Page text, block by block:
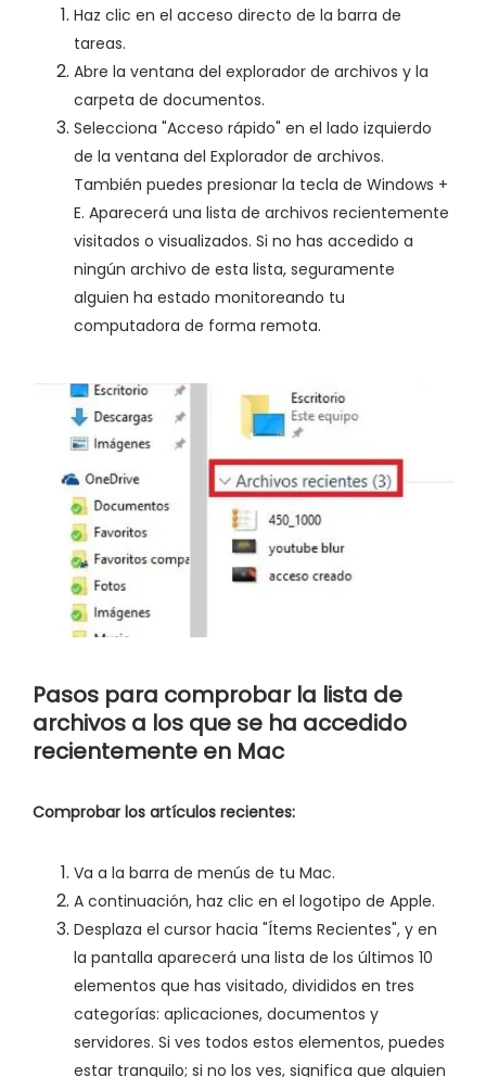
Haz clic en el acceso directo de la barra de
tareas.
Abre la ventana del explorador de archivos y la
carpeta de documentos.
Selecciona "Acceso rápido" en el lado izquierdo
de la ventana del Explorador de archivos.
También puedes presionar la tecla de Windows +
E. Aparecerá una lista de archivos recientemente
visitados o visualizados. Si no has accedido a
ningún archivo de esta lista, seguramente
alguien ha estado monitoreando tu
computadora de forma remota.
Pasos para comprobar la lista de
archivos a los que se ha accedido
recientemente en Mac
Comprobar los artículos recientes:
Va a la barra de menús de tu Mac.
A continuación, haz clic en el logotipo de Apple.
Desplaza el cursor hacia "Ítems Recientes", y en
la pantalla aparecerá una lista de los últimos 10
elementos que has visitado, divididos en tres
categorías: aplicaciones, documentos y
servidores. Si ves todos estos elementos, puedes
estar tranquilo; si no los ves, significa que alguien